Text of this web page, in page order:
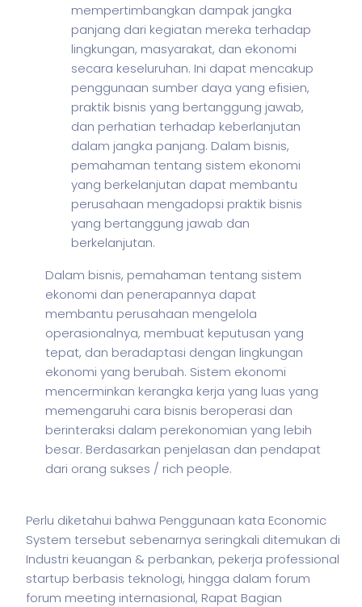
mempertimbangkan dampak jangka
panjang dari kegiatan mereka terhadap
lingkungan, masyarakat, dan ekonomi
secara keseluruhan. Ini dapat mencakup
penggunaan sumber daya yang efisien,
praktik bisnis yang bertanggung jawab,
dan perhatian terhadap keberlanjutan
dalam jangka panjang. Dalam bisnis,
pemahaman tentang sistem ekonomi
yang berkelanjutan dapat membantu
perusahaan mengadopsi praktik bisnis
yang bertanggung jawab dan
berkelanjutan.
Dalam bisnis, pemahaman tentang sistem
ekonomi dan penerapannya dapat
membantu perusahaan mengelola
operasionalnya, membuat keputusan yang
tepat, dan beradaptasi dengan lingkungan
ekonomi yang berubah. Sistem ekonomi
mencerminkan kerangka kerja yang luas yang
memengaruhi cara bisnis beroperasi dan
berinteraksi dalam perekonomian yang lebih
besar. Berdasarkan penjelasan dan pendapat
dari orang sukses / rich people.
Perlu diketahui bahwa Penggunaan kata Economic
System tersebut sebenarnya seringkali ditemukan di
Industri keuangan & perbankan, pekerja professional
startup berbasis teknologi, hingga dalam forum
forum meeting internasional, Rapat Bagian